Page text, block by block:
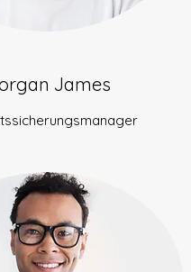
James